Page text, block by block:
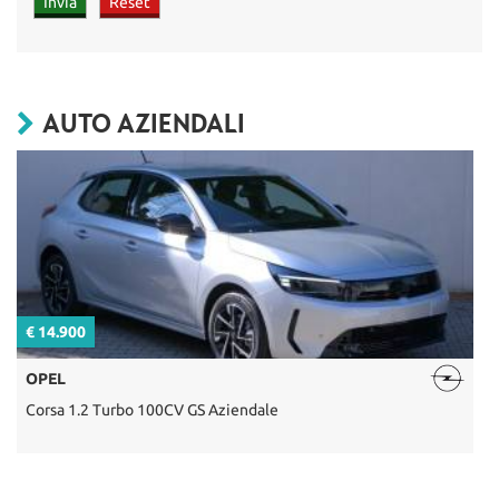
AUTO AZIENDALI
€ 14.900
OPEL
Corsa 1.2 Turbo 100CV GS Aziendale